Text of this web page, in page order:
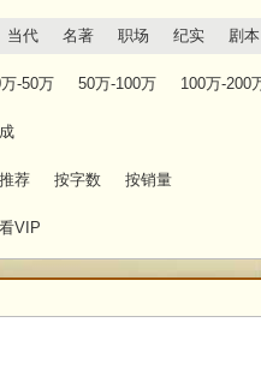
当代 名著 职场 纪实 剧本
-50万 50万-100万 100万-200
荐 按字数 按销量
VIP